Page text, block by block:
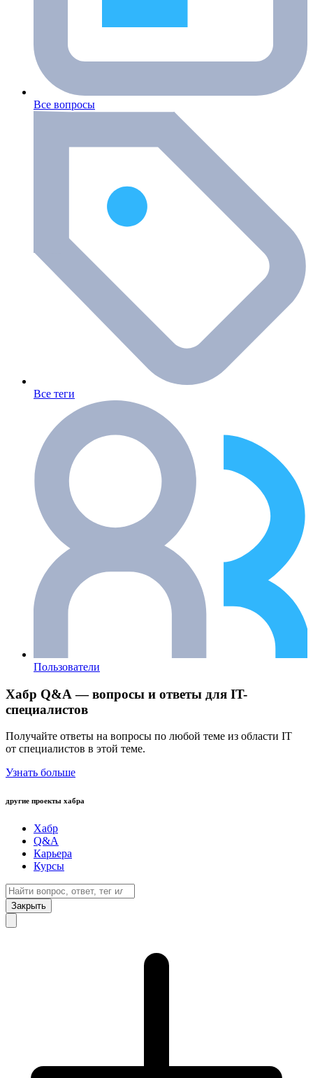
Все вопросы
Все теги
Пользователи
Хабр Q&A — вопросы и ответы для IT-
специалистов
Получайте ответы на вопросы по любой теме из области IT
от специалистов в этой теме.
Узнать больше
другие проекты хабра
Хабр
Q&A
Карьера
Курсы
Закрыть